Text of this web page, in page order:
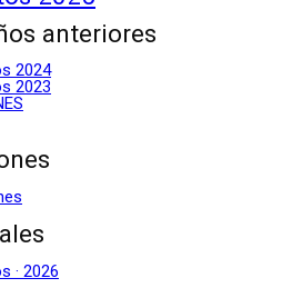
anteriores
2024
2023
· 2026